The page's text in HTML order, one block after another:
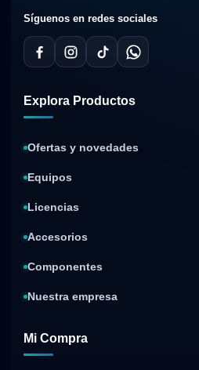
Síguenos en redes sociales
Explora Productos
Ofertas y novedades
Equipos
Licencias
Accesorios
Componentes
Nuestra empresa
Mi Compra